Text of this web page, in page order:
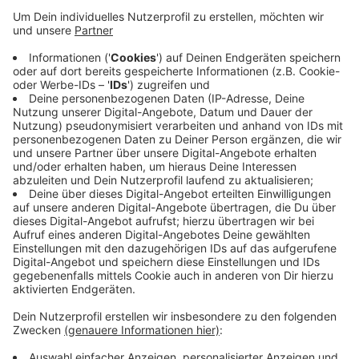
Veröffentlicht:Samstag, 26.09.2020 16:32
Anzeige
Am kommenden Sonntag geht es für die Fortuna mit
dem Auswärtsspiel in Kiel weiter.
Anzeige